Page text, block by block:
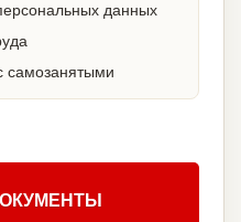
данных
самозанятыми